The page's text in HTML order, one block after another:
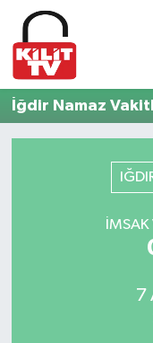
İğdir Namaz
İMSAK
7
Hava Durumu
Trafik Durumu
Süper Lig
Son Dakika